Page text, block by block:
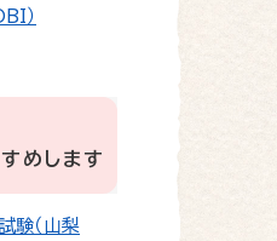
）
めします
験（山梨